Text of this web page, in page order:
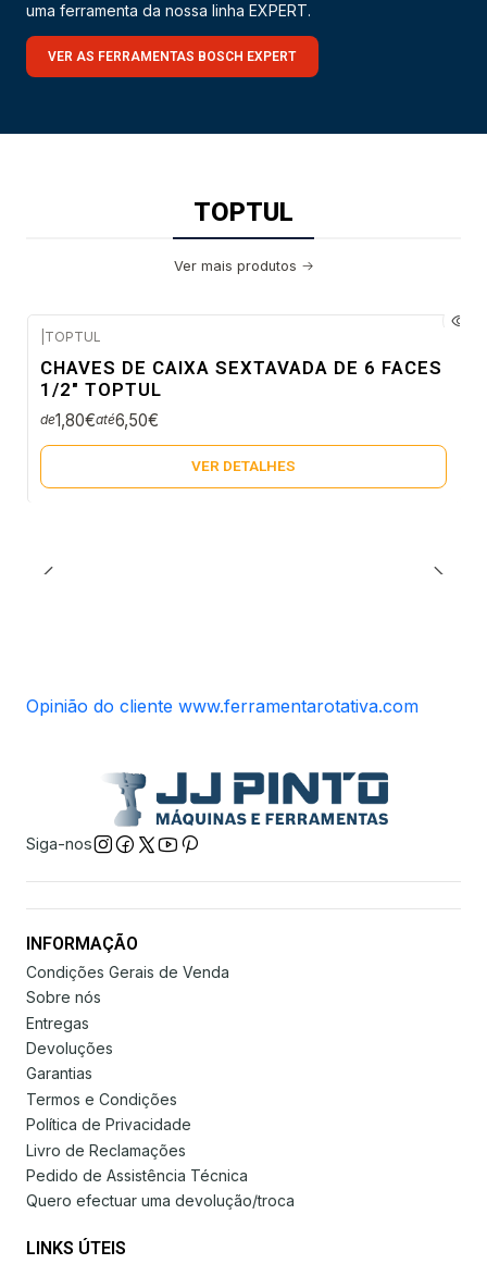
uma ferramenta da nossa linha EXPERT.
VER AS FERRAMENTAS BOSCH EXPERT
TOPTUL
Ver mais produtos
Não Disponível
TOPTUL
CHAVES DE CAIXA SEXTAVADA DE 6 FACES
1/2" TOPTUL
de1,80€até6,50€
VER DETALHES
Opinião do cliente www.ferramentarotativa.com
Siga-nos
INFORMAÇÃO
Condições Gerais de Venda
Sobre nós
Entregas
Devoluções
Garantias
Termos e Condições
Política de Privacidade
Livro de Reclamações
Pedido de Assistência Técnica
Quero efectuar uma devolução/troca
LINKS ÚTEIS